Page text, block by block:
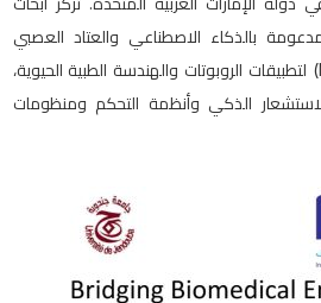
بالذكاء الاصطناعي والعتاد العصبي
(Neuromorphic Hardware) لتطبيقات الروبوتات والهندسة الطبية الحيوية،
الذكي وأنظمة التحكم ومنظومات